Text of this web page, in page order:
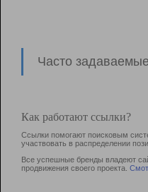
Часто
Как работают ссылки?
Ссылки помогают поисковым
участвовать в раcпределении
Все успешные бренды владеют
продвижения своего проекта.